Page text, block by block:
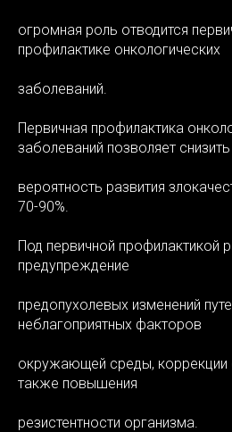
огромная роль отводится
профилактике онкологических
заболеваний.
Первичная профилактика
заболеваний позволяет снизить
вероятность развития
70-90%.
Под первичной профилактикой
предупреждение
предопухолевых изменений
неблагоприятных факторов
окружающей среды, коррекции
также повышения
резистентности организма.